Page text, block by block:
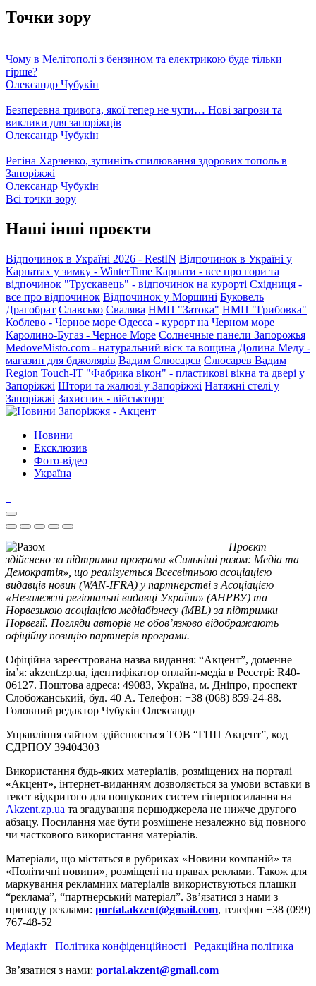
Точки зору
Чому в Мелітополі з бензином та електрикою буде тільки
гірше?
Олександр Чубукін
Безперевна тривога, якої тепер не чути… Нові загрози та
виклики для запоріжців
Олександр Чубукін
Регіна Харченко, зупиніть спилювання здорових тополь в
Запоріжжі
Олександр Чубукін
Всі точки зору
Наші інші проєкти
Відпочинок в Україні 2026 - RestIN Відпочинок в Україні у
Карпатах у зимку - WinterTime Карпати - все про гори та
відпочинок "Трускавець" - відпочинок на курорті Східниця -
все про відпочинок Відпочинок у Моршині Буковель
Драгобрат Славсько Свалява НМП "Затока" НМП "Грибовка"
Коблево - Черное море Одесса - курорт на Черном море
Каролино-Бугаз - Черное Море Солнечные панели Запорожья
MedoveMisto.com - натуральний віск та вощина Долина Меду -
магазин для бджолярів Вадим Слюсарєв Слюсарев Вадим
Region Touch-IT "Фабрика вікон" - пластикові вікна та двері у
Запоріжжі Штори та жалюзі у Запоріжжі Натяжні стелі у
Запоріжжі Захисник - військторг
Новини
Ексклюзив
Фото-відео
Україна
Проєкт
здійснено за підтримки програми «Сильніші разом: Медіа та
Демократія», що реалізується Всесвітньою асоціацією
видавців новин (WAN-IFRA) у партнерстві з Асоціацією
«Незалежні регіональні видавці України» (АНРВУ) та
Норвезькою асоціацією медіабізнесу (MBL) за підтримки
Норвегії. Погляди авторів не обов’язково відображають
офіційну позицію партнерів програми.
Офіційна зареєстрована назва видання: “Акцент”, доменне
ім’я: akzent.zp.ua, ідентифікатор онлайн-медіа в Реєстрі: R40-
06127. Поштова адреса: 49083, Україна, м. Дніпро, проспект
Слобожанський, буд. 40 А. Телефон: +38 (068) 859-24-88.
Головний редактор Чубукін Олександр
Управління сайтом здійснюється ТОВ “ГПП Акцент”, код
ЄДРПОУ 39404303
Використання будь-яких матеріалів, розміщених на порталі
«Акцент», інтернет-виданням дозволяється за умови вставки в
текст відкритого для пошукових систем гіперпосилання на
Akzent.zp.ua та згадування першоджерела не нижче другого
абзацу. Посилання має бути розміщене незалежно від повного
чи часткового використання матеріалів.
Матеріали, що містяться в рубриках «Новини компаній» та
«Політичні новини», розміщені на правах реклами. Також для
маркування рекламних матеріалів використвуються плашки
“реклама”, “партнерський матеріал”. Зв’язатися з нами з
приводу реклами: portal.akzent@gmail.com, телефон +38 (099)
767-48-52
Медіакіт | Політика конфіденційності | Редакційна політика
Зв’язатися з нами: portal.akzent@gmail.com